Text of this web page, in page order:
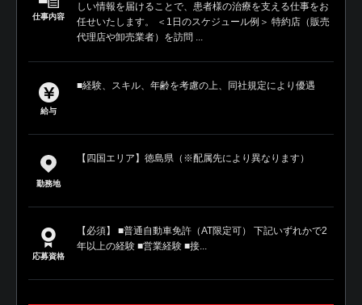
仕事内容
しい情報を届けることで、患者様の治療を支える仕事をお
任せいたします。 ＜1日のスケジュール例＞ 特約店（販売
代理店や卸売業者）を訪問 ...
給与
■経験、スキル、年齢を考慮の上、同社規定により優遇
勤務地
【四国エリア】徳島県（※配属先により異なります）
応募資格
【必須】 ■普通自動車免許（AT限定可） 下記いずれかで2
年以上の経験 ■営業経験 ■接...